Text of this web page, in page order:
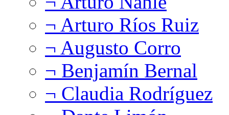
¬ Arturo Ríos Ruiz
¬ Augusto Corro
¬ Benjamín Bernal
¬ Claudia Rodríguez